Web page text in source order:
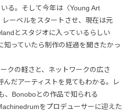
る。そして今年は〈Young Art
ーベルをスタートさせ、現在は元
とスタジオに入っているらしい
知っていたら制作の経過を聞きたかっ
クの軽さと、ネットワークの広さ
んだアーティストを見てもわかる。レ
、Bonoboとの作品で知られる
をプロデューサーに迎えた